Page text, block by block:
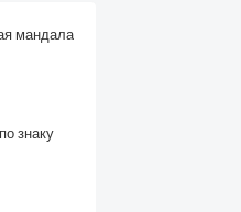
мандала
знаку